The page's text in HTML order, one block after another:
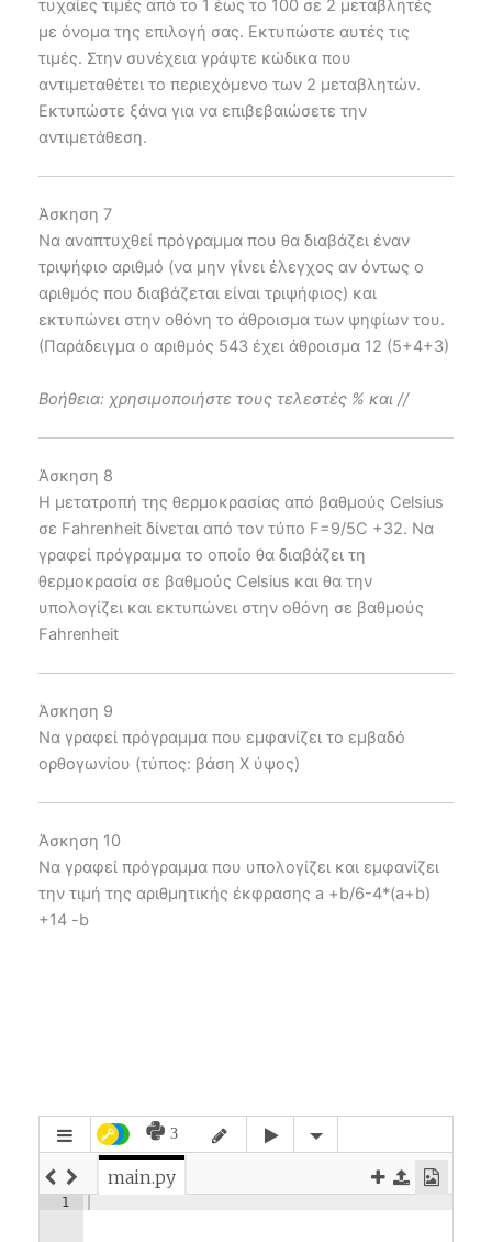
τυχαίες τιμές από το 1 έως το 100 σε 2 μεταβλητές
με όνομα της επιλογή σας. Εκτυπώστε αυτές τις
τιμές. Στην συνέχεια γράψτε κώδικα που
αντιμεταθέτει το περιεχόμενο των 2 μεταβλητών.
Εκτυπώστε ξάνα για να επιβεβαιώσετε την
αντιμετάθεση.
Άσκηση 7
Να αναπτυχθεί πρόγραμμα που θα διαβάζει έναν
τριψήφιο αριθμό (να μην γίνει έλεγχος αν όντως ο
αριθμός που διαβάζεται είναι τριψήφιος) και
εκτυπώνει στην οθόνη το άθροισμα των ψηφίων του.
(Παράδειγμα ο αριθμός 543 έχει άθροισμα 12 (5+4+3)
Βοήθεια: χρησιμοποιήστε τους τελεστές % και //
Άσκηση 8
Η μετατροπή της θερμοκρασίας από βαθμούς Celsius
σε Fahrenheit δίνεται από τον τύπο F=9/5C +32. Να
γραφεί πρόγραμμα το οποίο θα διαβάζει τη
θερμοκρασία σε βαθμούς Celsius και θα την
υπολογίζει και εκτυπώνει στην οθόνη σε βαθμούς
Fahrenheit
Άσκηση 9
Να γραφεί πρόγραμμα που εμφανίζει το εμβαδό
ορθογωνίου (τύπος: βάση Χ ύψος)
Άσκηση 10
Να γραφεί πρόγραμμα που υπολογίζει και εμφανίζει
την τιμή της αριθμητικής έκφρασης a +b/6-4*(a+b)
+14 -b